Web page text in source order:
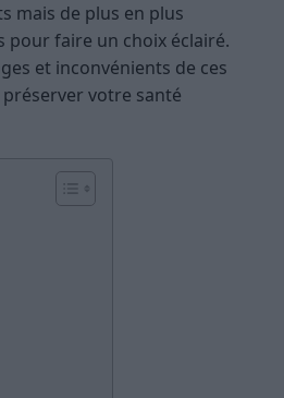
mais de plus en plus
pour faire un choix éclairé.
et inconvénients de ces
votre santé